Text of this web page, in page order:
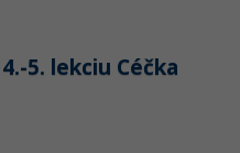
5. lekciu Céčka